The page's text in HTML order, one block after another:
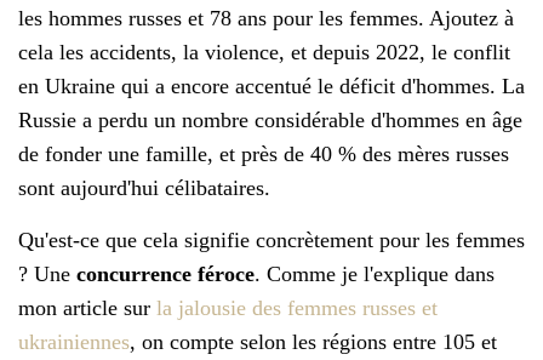
les hommes russes et 78 ans pour les femmes. Ajoutez à
cela les accidents, la violence, et depuis 2022, le conflit
en Ukraine qui a encore accentué le déficit d'hommes. La
Russie a perdu un nombre considérable d'hommes en âge
de fonder une famille, et près de 40 % des mères russes
sont aujourd'hui célibataires.
Qu'est-ce que cela signifie concrètement pour les femmes
? Une concurrence féroce. Comme je l'explique dans
mon article sur la jalousie des femmes russes et
ukrainiennes, on compte selon les régions entre 105 et